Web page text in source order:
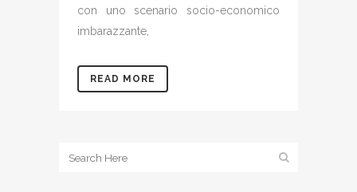
con uno scenario socio-economico
imbarazzante,
READ MORE